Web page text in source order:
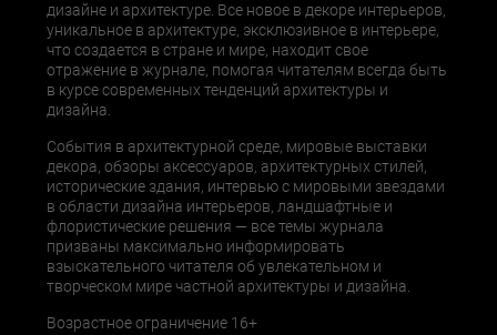
дизайне и архитектуре. Все новое в декоре интерьеров,
уникальное в архитектуре, эксклюзивное в интерьере,
что создается в стране и мире, находит свое
отражение в журнале, помогая читателям всегда быть
в курсе современных тенденций архитектуры и
дизайна.
События в архитектурной среде, мировые выставки
декора, обзоры аксессуаров, архитектурных стилей,
исторические здания, интервью с мировыми звездами
в области дизайна интерьеров, ландшафтные и
флористические решения — все темы журнала
призваны максимально информировать
взыскательного читателя об увлекательном и
творческом мире частной архитектуры и дизайна.
Возрастное ограничение 16+